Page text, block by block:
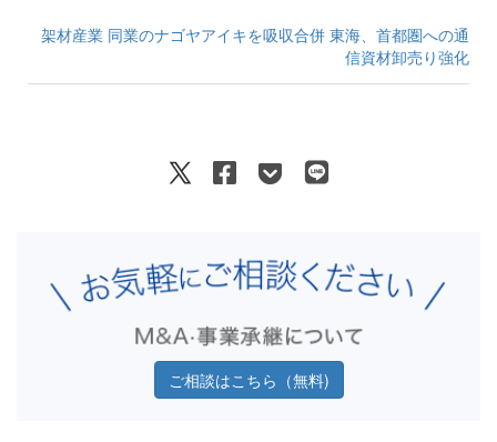
架材産業 同業のナゴヤアイキを吸収合併 東海、首都圏への通
信資材卸売り強化
ご相談はこちら（無料)